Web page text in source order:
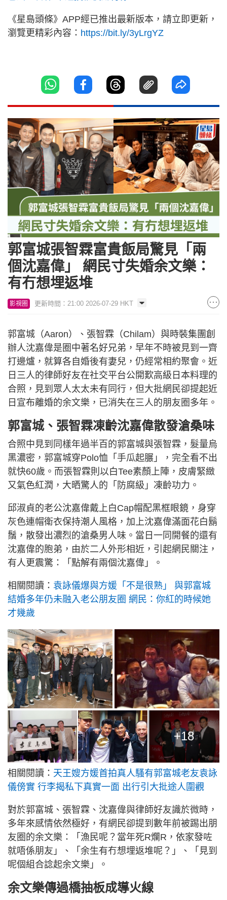
《星島頭條》APP經已推出最新版本，請立即更新，
瀏覽更精彩內容： https://bit.ly/3yLrgYZ
郭富城張智霖富貴飯局驚見「兩
個沈嘉偉」 網民寸失婚余文樂：
有冇想埋返堆
影視圈 更新時間：21:00 2026-07-29 HKT
郭富城（Aaron）、張智霖（Chilam）與時裝集團創
辦人沈嘉偉是圈中著名好兄弟，早年不時被見到一齊
打邊爐，就算各自婚後有妻兒，仍經常相約聚會。近
日三人的律師好友在社交平台公開歎高級日本料理的
合照，見到眾人太太未有同行，但大批網民卻提起近
日宣布離婚的余文樂，已消失在三人的朋友圈多年。
郭富城、張智霖凍齡沈嘉偉散發滄桑味
合照中見到同樣年過半百的郭富城與張智霖，髮量烏
黑濃密，郭富城穿Polo恤「手瓜起𦟌」，完全看不出
就快60歲。而張智霖則以白Tee素顏上陣，皮膚緊緻
又氣色紅潤，大晒驚人的「防腐級」凍齡功力。
邱淑貞的老公沈嘉偉戴上白Cap帽配黑框眼鏡，身穿
灰色連帽衛衣保持潮人風格，加上沈嘉偉滿面花白鬍
鬚，散發出濃烈的滄桑男人味。當日一同開餐的還有
沈嘉偉的胞弟，由於二人外形相近，引起網民關注，
有人更震驚：「點解有兩個沈嘉偉」。
相關閱讀： 袁詠儀爆與方媛「不是很熟」 與郭富城
結婚多年仍未融入老公朋友圈 網民：你紅的時候她
才幾歲
+18
相關閱讀： 天王嫂方媛首拍真人騷有郭富城老友袁詠
儀傍實 行李揭私下真實一面 出行引大批途人圍觀
對於郭富城、張智霖、沈嘉偉與律師好友識於微時，
多年來感情依然極好，有網民卻提到數年前被踢出朋
友圈的余文樂：「漁民呢？當年死R爛R，依家發咗
就唔係朋友」、「余生有冇想埋返堆呢？」、「見到
呢個組合諗起余文樂」。
余文樂傳過橋抽板成導火線